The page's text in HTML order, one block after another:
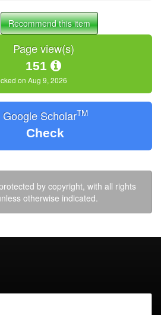
Recommend this item
Page view(s)
151
on Aug 9, 2026
Google ScholarTM
Check
by copyright, with all rights
otherwise indicated.